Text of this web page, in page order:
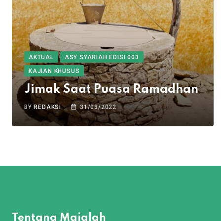
AKTUAL
ASY SYARIAH EDISI 003
KAJIAN KHUSUS
Jimak Saat Puasa Ramadhan
BY REDAKSI 31/03/2022
Tentang Majalah